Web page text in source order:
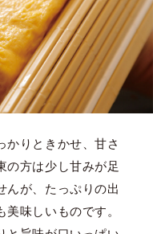
かりときかせ、甘さ
の方は少し甘みが足
んが、たっぷりの出
味しいものです。